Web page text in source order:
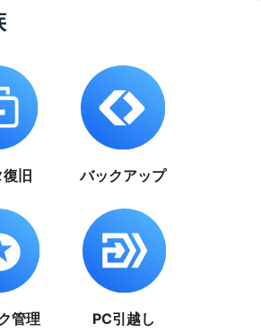
復旧 バックアップ
管理 PC引越し